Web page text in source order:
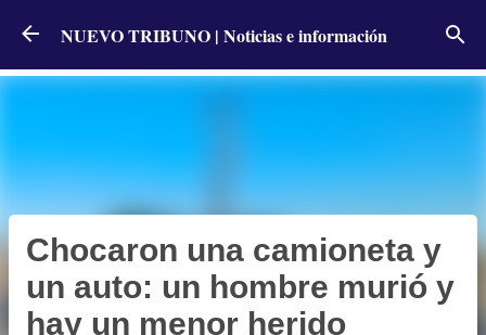
Ir al contenido principal
NUEVO TRIBUNO | Noticias e información
Chocaron una camioneta y
un auto: un hombre murió y
hay un menor herido